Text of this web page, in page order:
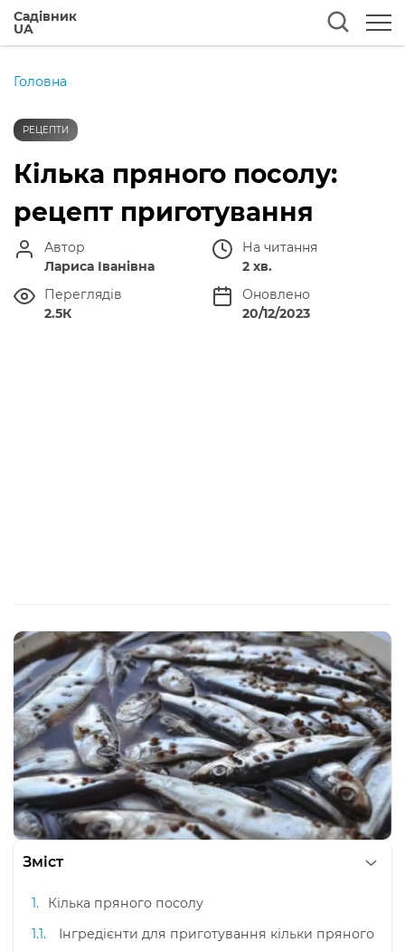
Садівник
UA
Головна
РЕЦЕПТИ
Кілька пряного посолу:
рецепт приготування
Автор
Лариса Іванівна
На читання
2 хв.
Переглядів
2.5К
Оновлено
20/12/2023
Зміст
Кілька пряного посолу
Інгредієнти для приготування кільки пряного